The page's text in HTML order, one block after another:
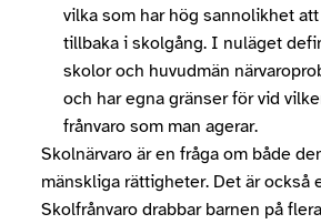
vilka som har hög sannolikhet
tillbaka i skolgång. I nuläget
skolor och huvudmän
och har egna gränser för vid
frånvaro som man agerar.
Skolnärvaro är en fråga om både
mänskliga rättigheter. Det är också
Skolfrånvaro drabbar barnen på